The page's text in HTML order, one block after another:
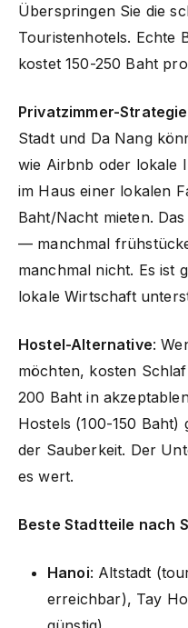
Überspringen Sie die
Touristenhotels. Echte
kostet 150-250 Baht
Privatzimmer-Strategie
Stadt und Da Nang
wie Airbnb oder lokale
im Haus einer lokalen
Baht/Nacht mieten.
— manchmal
manchmal nicht. Es ist
lokale Wirtschaft
Hostel-Alternative:
möchten, kosten
200 Baht in
Hostels (100-150 Baht)
der Sauberkeit. Der
es wert.
Beste Stadtteile nach
Hanoi: Altstadt
erreichbar), Tay